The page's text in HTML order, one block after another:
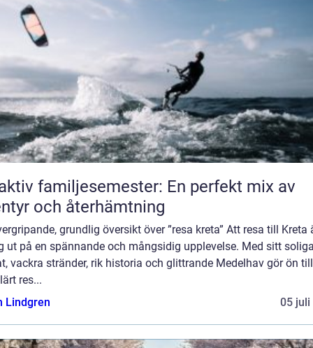
familjesemester: En perfekt mix av
och återhämtning
grundlig översikt över ”resa kreta” Att resa till Kreta
ut på en spännande och mångsidig upplevelse. Med sitt
vackra stränder, rik historia och glittrande Medelhav gör ön
res...
Lindgren
05 juli